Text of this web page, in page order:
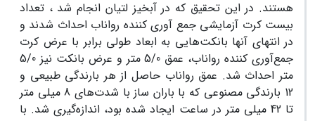
هستند. در این تحقیق که در آبخیز لتیان انجام شد ، تعداد
بیست کرت آزمایشی جمع آوری کننده رواناب احداث شدند و
در انتهای آنها بانکت‌هایی به ابعاد طولی برابر با عرض کرت
جمع‌آوری کننده رواناب، عمق 5/0 متر و عرض بانکت نیز 5/0
متر احداث شد. عمق رواناب حاصل از هر بارندگی طبیعی و
12 بارندگی مصنوعی که با باران ساز با شدت‌های 8 میلی متر
تا 42 میلی متر در ساعت ایجاد شده بود، اندازه‌گیری شد. با